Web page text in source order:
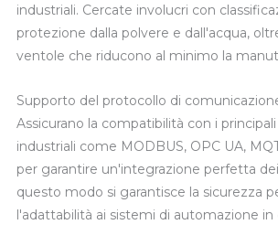
industriali. Cercate involucri con
protezione dalla polvere e dall'acqua,
ventole che riducono al minimo la
Supporto del protocollo di
Assicurano la compatibilità con i
industriali come MODBUS, OPC UA,
per garantire un'integrazione perfetta
questo modo si garantisce la sicurezza
l'adattabilità ai sistemi di automazione in